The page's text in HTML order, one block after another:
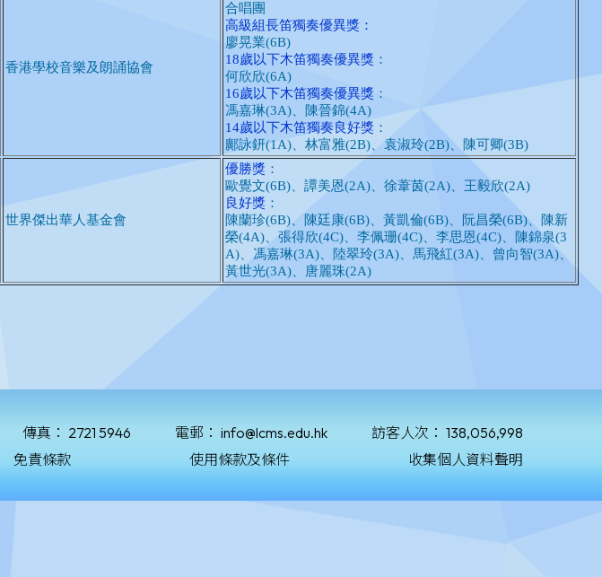
傳真： 2721 5946 電郵： info@lcms.edu.hk 訪客人次： 138,056,998
免責條款 使用條款及條件 收集個人資料聲明